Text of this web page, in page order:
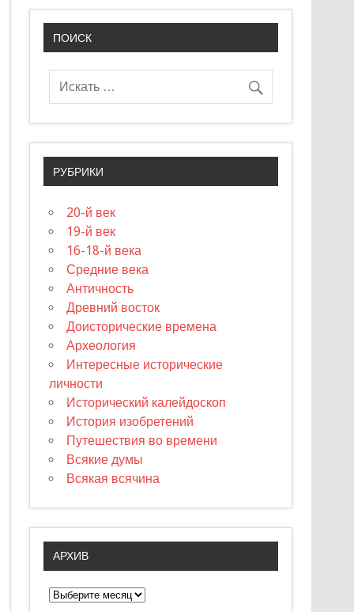
ПОИСК
РУБРИКИ
20-й век
19-й век
16-18-й века
Средние века
Античность
Древний восток
Доисторические времена
Археология
Интересные исторические
личности
Исторический калейдоскоп
История изобретений
Путешествия во времени
Всякие думы
Всякая всячина
АРХИВ
А
р